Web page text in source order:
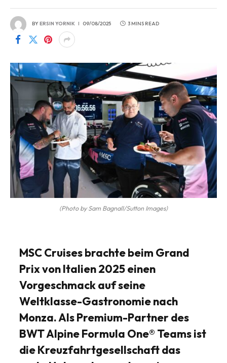
BYERSIN YORNIK 09/08/2025 3 MINS READ
(Photo by Sam Bagnall/Sutton Images)
MSC Cruises brachte beim Grand
Prix von Italien 2025 einen
Vorgeschmack auf seine
Weltklasse-Gastronomie nach
Monza. Als Premium-Partner des
BWT Alpine Formula One® Teams ist
die Kreuzfahrtgesellschaft das